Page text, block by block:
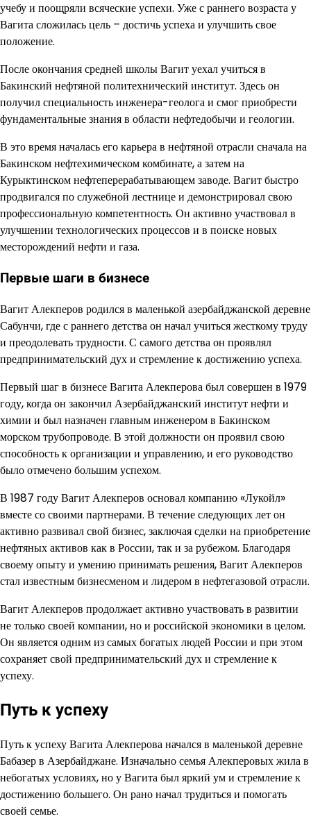
учебу и поощряли всяческие успехи. Уже с раннего возраста у
Вагита сложилась цель – достичь успеха и улучшить свое
положение.
После окончания средней школы Вагит уехал учиться в
Бакинский нефтяной политехнический институт. Здесь он
получил специальность инженера-геолога и смог приобрести
фундаментальные знания в области нефтедобычи и геологии.
В это время началась его карьера в нефтяной отрасли сначала на
Бакинском нефтехимическом комбинате, а затем на
Курыктинском нефтеперерабатывающем заводе. Вагит быстро
продвигался по служебной лестнице и демонстрировал свою
профессиональную компетентность. Он активно участвовал в
улучшении технологических процессов и в поиске новых
месторождений нефти и газа.
Первые шаги в бизнесе
Вагит Алекперов родился в маленькой азербайджанской деревне
Сабунчи, где с раннего детства он начал учиться жесткому труду
и преодолевать трудности. С самого детства он проявлял
предпринимательский дух и стремление к достижению успеха.
Первый шаг в бизнесе Вагита Алекперова был совершен в 1979
году, когда он закончил Азербайджанский институт нефти и
химии и был назначен главным инженером в Бакинском
морском трубопроводе. В этой должности он проявил свою
способность к организации и управлению, и его руководство
было отмечено большим успехом.
В 1987 году Вагит Алекперов основал компанию «Лукойл»
вместе со своими партнерами. В течение следующих лет он
активно развивал свой бизнес, заключая сделки на приобретение
нефтяных активов как в России, так и за рубежом. Благодаря
своему опыту и умению принимать решения, Вагит Алекперов
стал известным бизнесменом и лидером в нефтегазовой отрасли.
Вагит Алекперов продолжает активно участвовать в развитии
не только своей компании, но и российской экономики в целом.
Он является одним из самых богатых людей России и при этом
сохраняет свой предпринимательский дух и стремление к
успеху.
Путь к успеху
Путь к успеху Вагита Алекперова начался в маленькой деревне
Бабазер в Азербайджане. Изначально семья Алекперовых жила в
небогатых условиях, но у Вагита был яркий ум и стремление к
достижению большего. Он рано начал трудиться и помогать
своей семье.